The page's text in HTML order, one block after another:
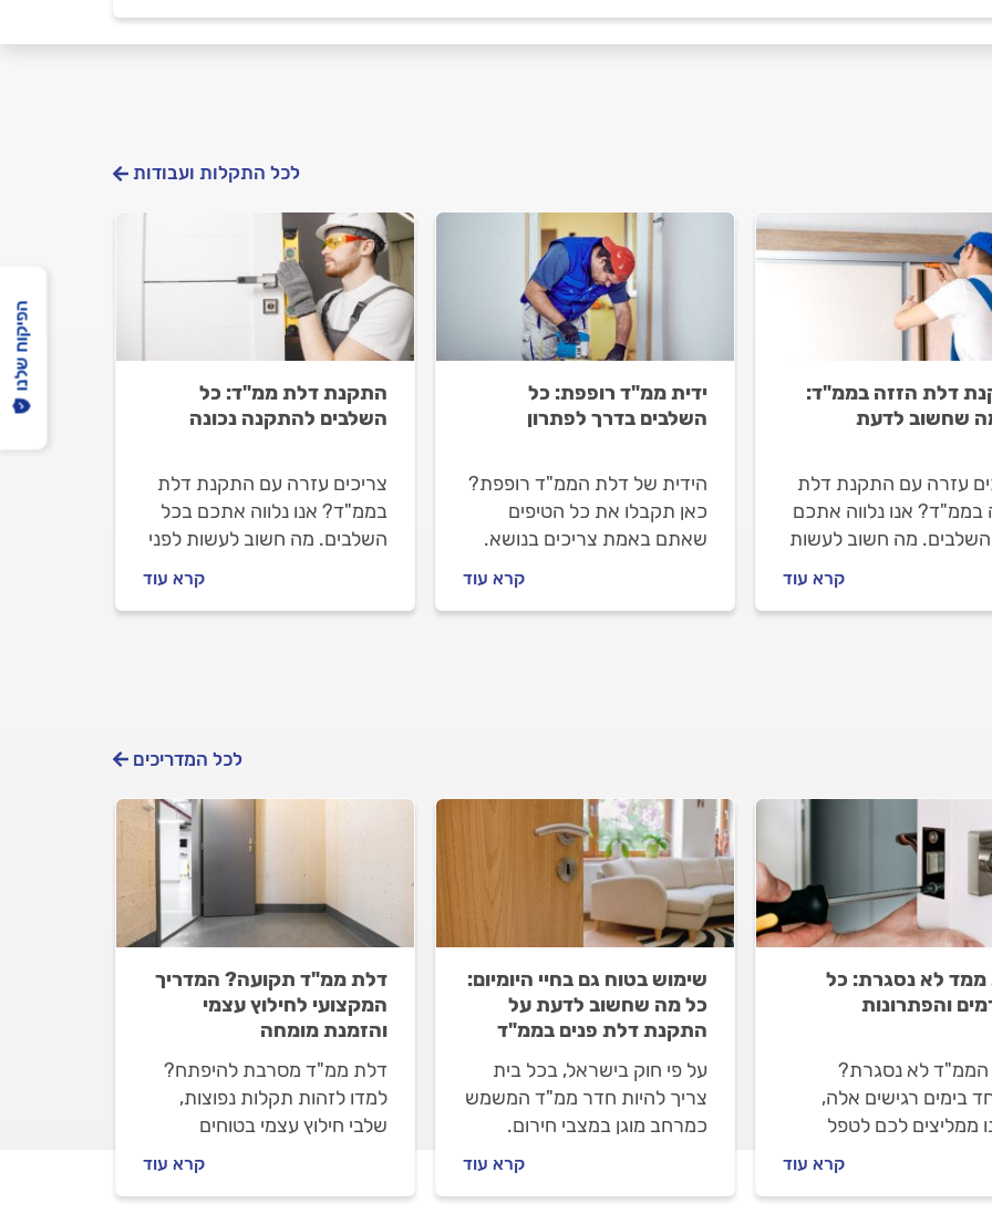
לכל התקלות ועבודות
דלת הזזה בממ"ד:
שחשוב לדעת
עזרה עם התקנת דלת
בממ"ד? אנו נלווה אתכם
מה חשוב לעשות
לבדוק מולו וכמה עולה
של דלת הזזה בממ"ד?
קרא עוד
ידית ממ"ד רופפת: כל
השלבים בדרך לפתרון
הידית של דלת הממ"ד רופפת?
כאן תקבלו את כל הטיפים
שאתם באמת צריכים בנושא.
התשובות של המקצוענים.
קרא עוד
התקנת דלת ממ"ד: כל
השלבים להתקנה נכונה
צריכים עזרה עם התקנת דלת
בממ"ד? אנו נלווה אתכם בכל
השלבים. מה חשוב לעשות לפני
חשוב לבדוק מולו וכמה עולה
התקנה של דלת סטנדרטית
קרא עוד
לכל המדריכים
ממד לא נסגרת: כל
והפתרונות
לא נסגרת?
בימים רגישים אלה,
ממליצים לכם לטפל
הממ"ד לא נסגרת
קרא עוד
שימוש בטוח גם בחיי היומיום:
כל מה שחשוב לדעת על
התקנת דלת פנים בממ"ד
על פי חוק בישראל, בכל בית
צריך להיות חדר ממ"ד המשמש
כמרחב מוגן במצבי חירום.
קרא עוד
דלת ממ"ד תקועה? המדריך
המקצועי לחילוץ עצמי
והזמנת מומחה
דלת ממ"ד מסרבת להיפתח?
למדו לזהות תקלות נפוצות,
שלבי חילוץ עצמי בטוחים
שיחייבו הזמנת מומחה לשמירה
קרא עוד
הפיקוח שלנו